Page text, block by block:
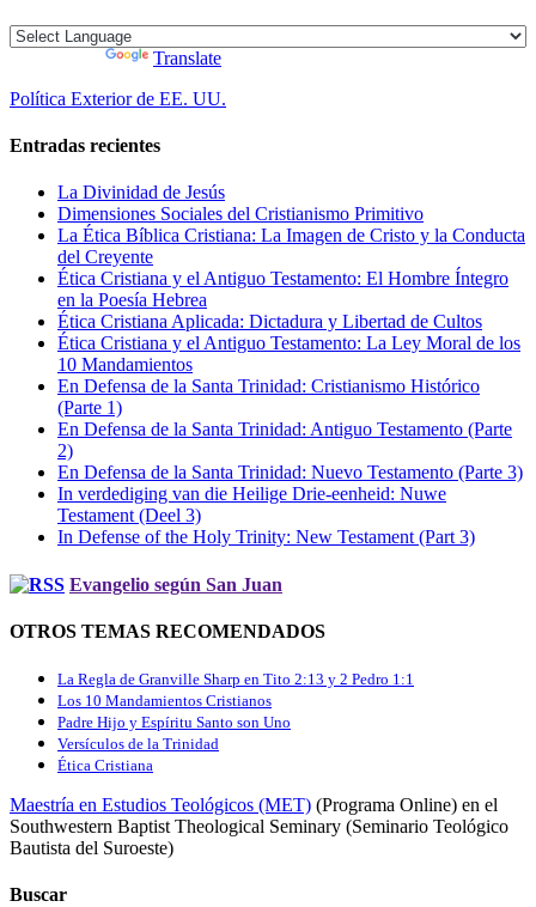
Translate
Política Exterior de EE. UU.
Entradas recientes
La Divinidad de Jesús
Dimensiones Sociales del Cristianismo Primitivo
La Ética Bíblica Cristiana: La Imagen de Cristo y la Conducta
del Creyente
Ética Cristiana y el Antiguo Testamento: El Hombre Íntegro
en la Poesía Hebrea
Ética Cristiana Aplicada: Dictadura y Libertad de Cultos
Ética Cristiana y el Antiguo Testamento: La Ley Moral de los
10 Mandamientos
En Defensa de la Santa Trinidad: Cristianismo Histórico
(Parte 1)
En Defensa de la Santa Trinidad: Antiguo Testamento (Parte
2)
En Defensa de la Santa Trinidad: Nuevo Testamento (Parte 3)
In verdediging van die Heilige Drie-eenheid: Nuwe
Testament (Deel 3)
In Defense of the Holy Trinity: New Testament (Part 3)
Evangelio según San Juan
OTROS TEMAS RECOMENDADOS
La Regla de Granville Sharp en Tito 2:13 y 2 Pedro 1:1
Los 10 Mandamientos Cristianos
Padre Hijo y Espíritu Santo son Uno
Versículos de la Trinidad
Ética Cristiana
Maestría en Estudios Teológicos (MET) (Programa Online) en el
Southwestern Baptist Theological Seminary (Seminario Teológico
Bautista del Suroeste)
Buscar